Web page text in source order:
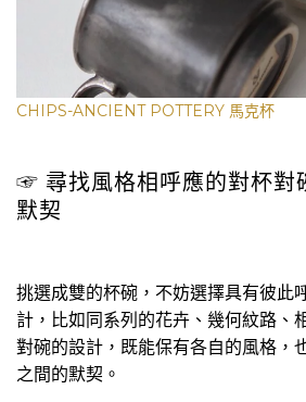
CHIPS-ANCIENT POTTERY 馬克杯
☞ 尋找風格相呼應的對杯對
默契
挑選成雙的杯碗，不妨選擇具有彼此
計，比如同系列的花卉、幾何紋路、
對碗的設計，既能保有各自的風格，
之間的默契。